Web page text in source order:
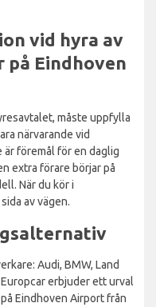
vid hyra av
på Eindhoven
måste uppfylla
närvarande vid
föremål för en daglig
extra förare börjar på
När du kör i
av vägen.
Audi, BMW, Land
erbjuder ett urval
Eindhoven Airport från